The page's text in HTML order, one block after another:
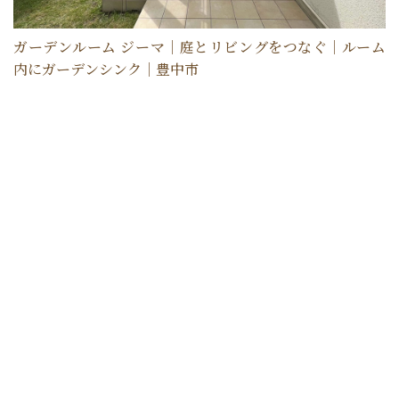
ガーデンルーム ジーマ｜庭とリビングをつなぐ｜ルーム
内にガーデンシンク｜豊中市